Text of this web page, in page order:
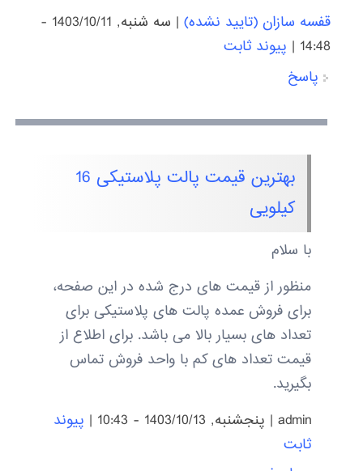
قفسه سازان (تایید نشده)|
سه شنبه, 1403/10/11 -
14:48
| پیوند ثابت
پاسخ
بهترین قیمت پالت پلاستیکی 16
کیلویی
با سلام
منظور از قیمت های درج شده در این صفحه،
برای فروش عمده پالت های پلاستیکی برای
تعداد های بسیار بالا می باشد. برای اطلاع از
قیمت تعداد های کم با واحد فروش تماس
بگیرید.
admin
| پنجشنبه, 1403/10/13 - 10:43 | پیوند
ثابت